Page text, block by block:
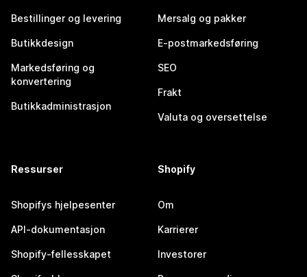
Bestillinger og levering
Butikkdesign
Markedsføring og
konvertering
Butikkadministrasjon
Mersalg og pakker
E-postmarkedsføring
SEO
Frakt
Valuta og oversettelse
Ressurser
Shopifys hjelpesenter
API-dokumentasjon
Shopify-fellesskapet
Shopify
Om
Karrierer
Investorer